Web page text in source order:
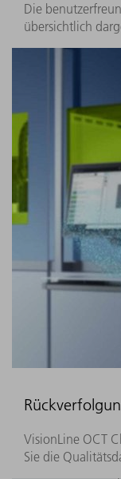
Die
übersichtlich
VisionLine OCT
Sie die